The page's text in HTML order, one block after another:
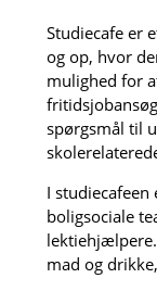
Studiecafe er
og op, hvor
mulighed for
spørgsmål til
I
boligsociale
mad og